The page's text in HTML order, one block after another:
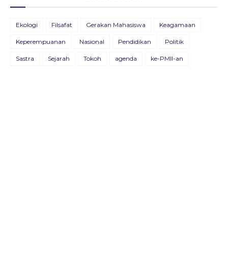
26 Agustus 2021
09 Juli 2021
Ekologi Filsafat Gerakan Mahasiswa Keagamaan
Keperempuanan Nasional Pendidikan Politik
Sastra Sejarah Tokoh agenda ke-PMII-an